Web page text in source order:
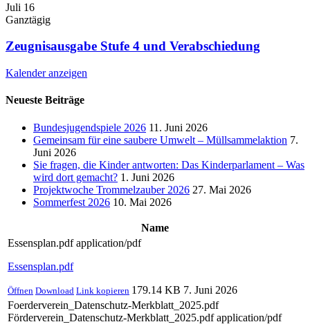
Juli 16
Ganztägig
Zeugnisausgabe Stufe 4 und Verabschiedung
Kalender anzeigen
Neueste Beiträge
Bundesjugendspiele 2026 11. Juni 2026
Gemeinsam für eine saubere Umwelt – Müllsammelaktion 7.
Juni 2026
Sie fragen, die Kinder antworten: Das Kinderparlament – Was
wird dort gemacht? 1. Juni 2026
Projektwoche Trommelzauber 2026 27. Mai 2026
Sommerfest 2026 10. Mai 2026
Name
Essensplan.pdf application/pdf
Essensplan.pdf
Öffnen Download Link kopieren 179.14 KB 7. Juni 2026
Foerderverein_Datenschutz-Merkblatt_2025.pdf
Förderverein_Datenschutz-Merkblatt_2025.pdf application/pdf